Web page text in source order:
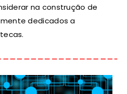
na construção de
dedicados a